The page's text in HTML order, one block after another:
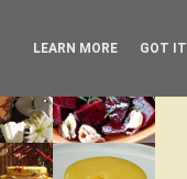
LEARN MORE GOT IT